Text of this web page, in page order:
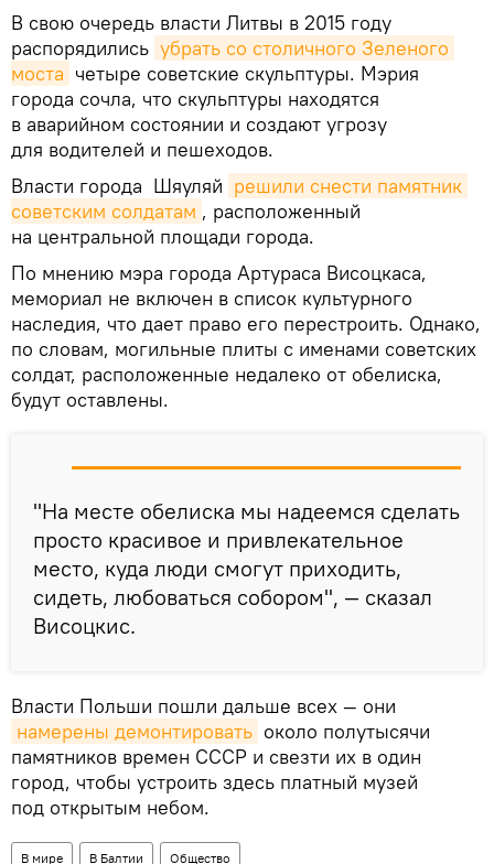
В свою очередь власти Литвы в 2015 году
распорядились убрать со столичного Зеленого
моста четыре советские скульптуры. Мэрия
города сочла, что скульптуры находятся
в аварийном состоянии и создают угрозу
для водителей и пешеходов.
Власти города Шяуляй решили снести памятник
советским солдатам , расположенный
на центральной площади города.
По мнению мэра города Артураса Висоцкаса,
мемориал не включен в список культурного
наследия, что дает право его перестроить. Однако,
по словам, могильные плиты с именами советских
солдат, расположенные недалеко от обелиска,
будут оставлены.
"На месте обелиска мы надеемся сделать
просто красивое и привлекательное
место, куда люди смогут приходить,
сидеть, любоваться собором", — сказал
Висоцкис.
Власти Польши пошли дальше всех — они
намерены демонтировать около полутысячи
памятников времен СССР и свезти их в один
город, чтобы устроить здесь платный музей
под открытым небом.
В мире В Балтии Общество